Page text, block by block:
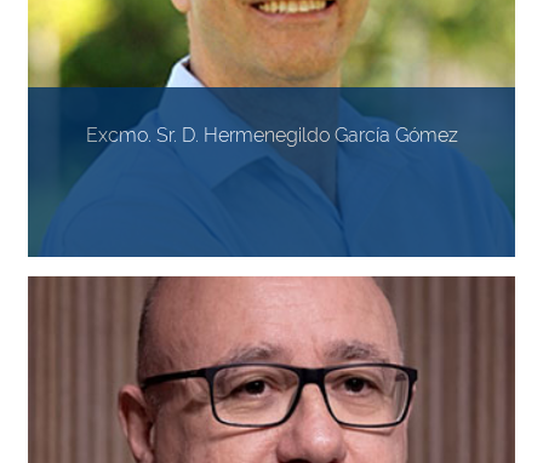
Excmo. Sr. D. Hermenegildo García Gómez